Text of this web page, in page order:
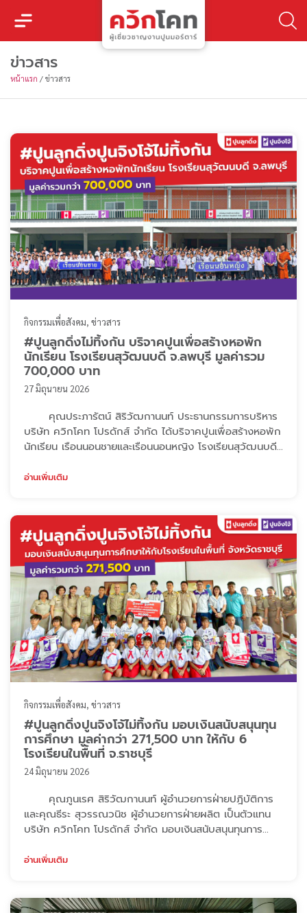
ข่าวสาร
หน้าแรก / ข่าวสาร
กิจกรรมเพื่อสังคม ข่าวสาร
#ปูนลูกดิ่งไม่ทิ้งกัน บริจาคปูนเพื่อสร้างหอพัก
นักเรียน โรงเรียนสุวัฒนบดี จ.ลพบุรี มูลค่ารวม
700,000 บาท
27 มิถุนายน 2026
คุณประภารัตน์ สิริวัฒกานนท์ ประธานกรรมการบริหาร
บริษัท ควิกโคท โปรดักส์ จำกัด ได้บริจาคปูนเพื่อสร้างหอพัก
นักเรียน เรือนนอนชายและเรือนนอนหญิง โรงเรียนสุวัฒนบดี
ฉาบอิฐทั่วไป จำนวน 5,012 ลูก ปูนจิงโจ้ ก่ออิฐทั่วไป จำนวน
อื่นๆ อีกจำนวนหนึ่ง ...
อ่านเพิ่มเติม
กิจกรรมเพื่อสังคม ข่าวสาร
#ปูนลูกดิ่งปูนจิงโจ้ไม่ทิ้งกัน มอบเงินสนับสนุนทุน
การศึกษา มูลค่ากว่า 271,500 บาท ให้กับ 6
โรงเรียนในพื้นที่ จ.ราชบุรี
24 มิถุนายน 2026
คุณภูนเรศ สิริวัฒกานนท์ ผู้อำนวยการฝ่ายปฎิบัติการ
และคุณธีระ สุวรรณวนิช ผู้อำนวยการฝ่ายผลิต เป็นตัวแทน
บริษัท ควิกโคท โปรดักส์ จำกัด มอบเงินสนับสนุนทุนการ
จ.ราชบุรี ซึ่งเป็นถิ่นกำเนิดของปูนลูกดิ่ง ปูนจิงโจ้ โดยได้มอบ
เป็นการมอบโอกาสที ...
อ่านเพิ่มเติม